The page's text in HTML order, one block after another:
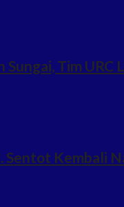
Sungai, Tim
Sentot Kembali